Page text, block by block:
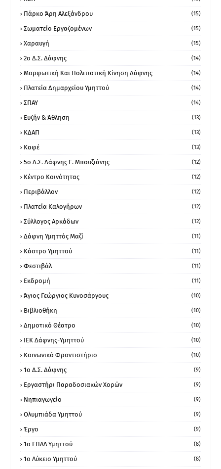
Πάρκο Άρη Αλεξάνδρου (15)
Σωματείο Εργαζομένων (15)
Χαραυγή (15)
2ο Δ.Σ. Δάφνης (14)
Μορφωτική Και Πολιτιστική Κίνηση Δάφνης (14)
Πλατεία Δημαρχείου Υμηττού (14)
ΣΠΑΥ (14)
Ευζήν & Άθληση (13)
ΚΔΑΠ (13)
Καφέ (13)
5ο Δ.Σ. Δάφνης Γ. Μπουζιάνης (12)
Κέντρο Κοινότητας (12)
Περιβάλλον (12)
Πλατεία Καλογήρων (12)
Σύλλογος Αρκάδων (12)
Δάφνη Υμηττός Μαζί (11)
Κάστρο Υμηττού (11)
Φεστιβάλ (11)
Εκδρομή (11)
Άγιος Γεώργιος Κυνοσάργους (10)
Βιβλιοθήκη (10)
Δημοτικό Θέατρο (10)
ΙΕΚ Δάφνης-Υμηττού (10)
Κοινωνικό Φροντιστήριο (10)
1ο Δ.Σ. Δάφνης (9)
Εργαστήρι Παραδοσιακών Χορών (9)
Νηπιαγωγείο (9)
Ολυμπιάδα Υμηττού (9)
Έργο (9)
1o ΕΠΑΛ Υμηττού (8)
1ο Λύκειο Υμηττού (8)